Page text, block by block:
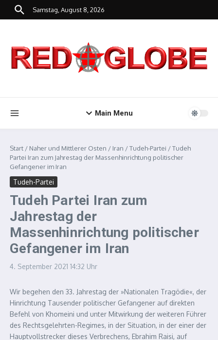
Zum Inhalt springen
Samstag, August 8, 2026
Main Menu
Start / Naher und Mittlerer Osten / Iran /Tudeh-Partei /Tudeh
Partei Iran zum Jahrestag der Massenhinrichtung politischer
Gefangener im Iran
Tudeh-Partei
Tudeh Partei Iran zum
Jahrestag der
Massenhinrichtung politischer
Gefangener im Iran
4. September 2021 14:32 Uhr
Wir begehen den 33. Jahrestag der »Nationalen Tragödie«, der
Hinrichtung Tausender politischer Gefangener auf direkten
Befehl von Khomeini und unter Mitwirkung der weiteren Führer
des Rechtsgelehrten-Regimes, in der Situation, in der einer der
Hauptvollstrecker dieses Verbrechens, Ebrahim Raisi, auf